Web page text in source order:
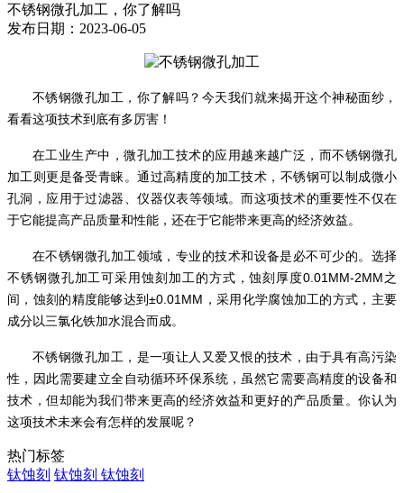
不锈钢微孔加工，你了解吗
发布日期：2023-06-05
不锈钢微孔加工，你了解吗？今天我们就来揭开这个神秘面纱，
看看这项技术到底有多厉害！
在工业生产中，微孔加工技术的应用越来越广泛，而不锈钢微孔
加工则更是备受青睐。通过高精度的加工技术，不锈钢可以制成微小
孔洞，应用于过滤器、仪器仪表等领域。而这项技术的重要性不仅在
于它能提高产品质量和性能，还在于它能带来更高的经济效益。
在不锈钢微孔加工领域，专业的技术和设备是必不可少的。选择
不锈钢微孔加工可采用蚀刻加工的方式，蚀刻厚度0.01MM-2MM之
间，蚀刻的精度能够达到±0.01MM ，采用化学腐蚀加工的方式，主要
成分以三氯化铁加水混合而成。
不锈钢微孔加工，是一项让人又爱又恨的技术，由于具有高污染
性，因此需要建立全自动循环环保系统，虽然它需要高精度的设备和
技术，但却能为我们带来更高的经济效益和更好的产品质量。你认为
这项技术未来会有怎样的发展呢？
热门标签
钛蚀刻 钛蚀刻 钛蚀刻